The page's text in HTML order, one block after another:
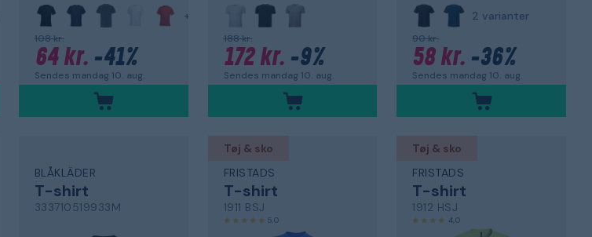
+
108 kr.
64 kr.-41%
Sendes mandag 10. aug.
188 kr.
172 kr.-9%
Sendes mandag 10. aug.
2 varianter
90 kr.
58 kr. -36%
Sendes mandag 10. aug.
BLÅKLÄDER
T-shirt
333710519933M
Tøj & sko
FRISTADS
T-shirt
1911 BSJ
5,0
Tøj & sko
FRISTADS
T-shirt
1912 HSJ
4,0